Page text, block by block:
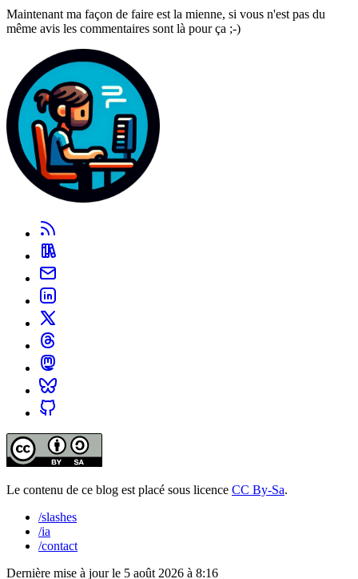
Maintenant ma façon de faire est la mienne, si vous n'est pas du
même avis les commentaires sont là pour ça ;-)
Le contenu de ce blog est placé sous licence CC By-Sa.
/slashes
/ia
/contact
Dernière mise à jour le 5 août 2026 à 8:16